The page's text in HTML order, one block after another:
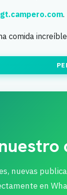
gt.campero.com.
comida
nuevas
en